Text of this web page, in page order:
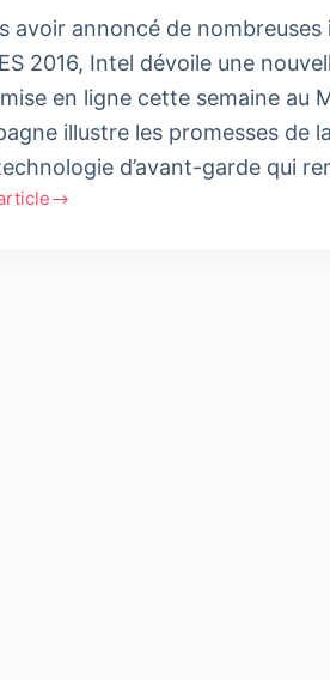
avoir annoncé de
2016, Intel dévoile une
en ligne cette semaine au
illustre les promesses de
d’avant-garde qui